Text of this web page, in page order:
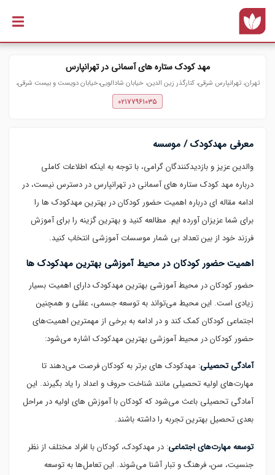
مهد کودک ستاره های آسمانی در تهرانپارس
تهران، تهرانپارس شرقی، کنارگذر زین الدین، خیابان شادالویی،خیابان دویست و بیست شرقی،
پلاک ۴۱۴
۰۲۱۷۷۹۶۱۰۳۵
معرفی مهدکودک / موسسه
والدین عزیز و بازدیدکنندگان گرامی، با توجه به اینکه اطلاعات کاملی
درباره مهد کودک ستاره های آسمانی در تهرانپارس در دسترس نیست، در
ادامه مقاله ای درباره اهمیت حضور کودکان در بهترین مهدکودک ها را
برای شما عزیزان آورده ایم. مطالعه کنید و بهترین گزینه را برای آموزش
فرزند خود از بین تعداد بی شمار موسسات آموزشی انتخاب کنید.
اهمیت حضور کودکان در محیط آموزشی بهترین مهدکودک ها
حضور کودکان در محیط آموزشی بهترین مهدکودک دارای اهمیت بسیار
زیادی است. این محیط می‌تواند به توسعه جسمی، عقلی و همچنین
اجتماعی کودکان کمک کند و در ادامه به برخی از مهمترین اهمیت‌های
حضور کودکان در محیط آموزشی بهترین مهدکودک اشاره می‌شود:
آمادگی تحصیلی: مهدکودک های برتر به کودکان فرصت می‌دهند تا
مهارت‌های اولیه تحصیلی مانند شناخت حروف و اعداد را یاد بگیرند. این
آمادگی تحصیلی باعث می‌شود که کودکان با آموزش های اولیه در مراحل
بعدی تحصیل بهترین تجربه را داشته باشند.
توسعه مهارت‌های اجتماعی: در مهدکودک، کودکان با افراد مختلف از نظر
جنسیت، سن، فرهنگ و تبار آشنا می‌شوند. این تعامل‌ها به توسعه